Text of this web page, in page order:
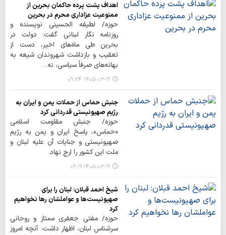
اهداف پشت پرده حاکمان بحرین از
ممنوعیت عزاداری محرم در بحرین
حوزه/ لطیفه الحسینی نویسنده و
روزنامه نگار لبنانی گفت: دولت در
بحرین طی ماه‌های اخیر، دست از
تعقیب و بازداشت شهروندان شیعه به
بهانه‌های صرفاً سیاسی، نه…
۱۴۰۵-۰۳-۱۹ ۰۹:۲۴
جنبش حماس از حملات یمن و ایران به
رژیم صهیونیستی قدردانی کرد
حوزه/ جنبش مقاومت اسلامی
«حماس»، پاسخ ایران و یمن به رژیم
صهیونیستی و جنایات آن علیه لبنان و
ملت این کشور را ارج نهاد.
۱۴۰۵-۰۳-۱۹ ۰۹:۱۹
شیخ احمد قبلان: لبنان را برای
صهیونیست‌ها و عواملشان رها نخواهیم
کرد
حوزه/ مفتی جعفری ممتاز و روحانی
سرشناس لبنان، اظهار داشت: آنچه امروز